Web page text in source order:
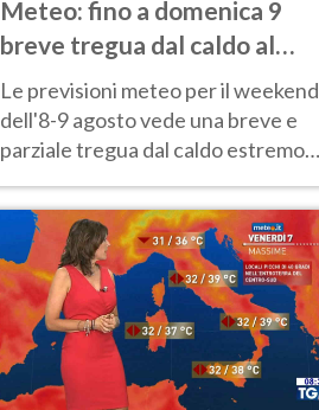
Meteo: fino a domenica 9
breve tregua dal caldo al
Nord! Altrove calura e afa
Le previsioni meteo per il weekend
dell'8-9 agosto vede una breve e
parziale tregua dal caldo estremo
40 gradi.